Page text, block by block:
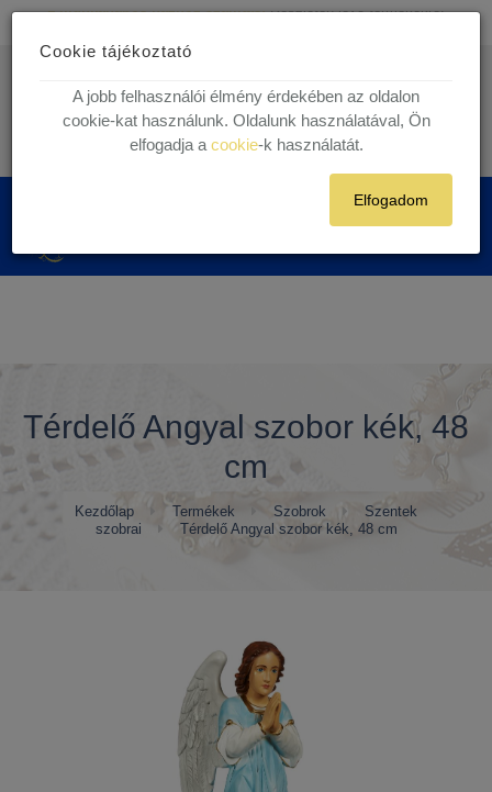
1 munkanapos házhoz szállítás!
+36 (70) 631 29 82 | +36 ( 1 ) 201 29 82
Belépés Regisztráció
0
Térdelő Angyal szobor kék, 48
cm
Kezdőlap Termékek Szobrok
Szentek
szobrai
Térdelő Angyal szobor kék, 48 cm
Cookie tájékoztató
A jobb felhasználói élmény érdekében az oldalon
cookie-kat használunk. Oldalunk használatával, Ön
elfogadja a cookie-k használatát.
Elfogadom